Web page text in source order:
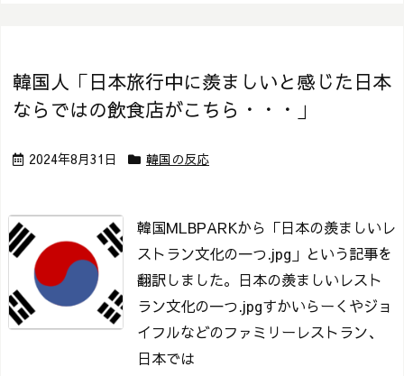
韓国人「日本旅行中に羨ましいと感じた日本
ならではの飲食店がこちら・・・」
2024年8月31日 韓国の反応
韓国MLBPARKから「日本の羨ましいレ
ストラン文化の一つ.jpg」という記事を
翻訳しました。 日本の羨ましいレスト
ラン文化の一つ.jpgすかいらーくやジョ
イフルなどのファミリーレストラン、
日本では